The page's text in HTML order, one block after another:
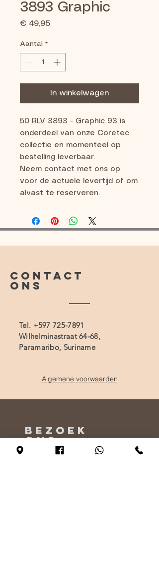
3893 Graphic
€ 49,95Prijs
Aantal *
In winkelwagen
50 RLV 3893 - Graphic 93 is
onderdeel van onze Coretec
collectie en momenteel op
bestelling leverbaar.
Neem contact met ons op
voor de actuele levertijd of om
alvast te reserveren.
CONTACT
ONS
Tel. +597 725-7891
Wilhelminastraat 64-68,
Paramaribo, Suriname
Algemene voorwaarden
BEZOEK
ONS